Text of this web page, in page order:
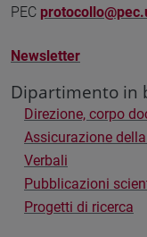
PEC
Newsletter
Dipartimento in
Direzione, corpo
Assicurazione
Verbali
Pubblicazioni
Progetti di ricerca